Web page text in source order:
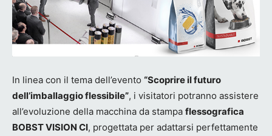
In linea con il tema dell’evento “Scoprire il futuro
dell’imballaggio flessibile”, i visitatori potranno assistere
all’evoluzione della macchina da stampa flessografica
BOBST VISION CI, progettata per adattarsi perfettamente